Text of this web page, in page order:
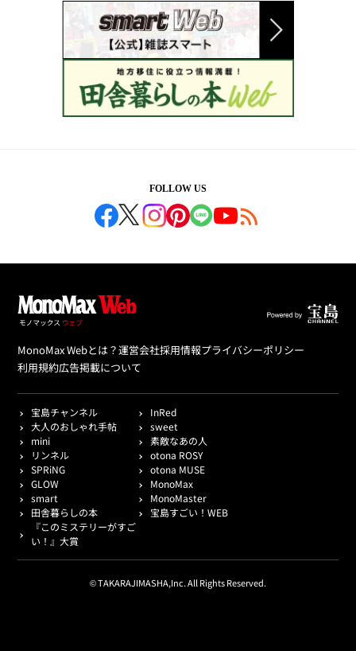
FOLLOW US
MonoMax Webとは？運営会社採用情報プライバシーポリシー
利用規約広告掲載について
宝島チャンネル
InRed
大人のおしゃれ手帖
sweet
mini
素敵なあの人
リンネル
otona ROSY
SPRiNG
otona MUSE
GLOW
MonoMax
smart
MonoMaster
田舎暮らしの本
宝島すごい！WEB
『このミステリーがすご
い！』大賞
© TAKARAJIMASHA,Inc. All Rights Reserved.